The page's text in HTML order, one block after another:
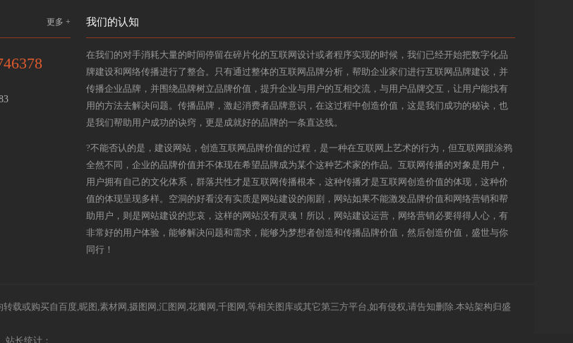
更多 + 我们的认知
在我们的对手消耗大量的时间停留在碎片化的互联网设计或者程序实现的时候，我们已经开始把数字化品
牌建设和网络传播进行了整合。只有通过整体的互联网品牌分析，帮助企业家们进行互联网品牌建设，并
传播企业品牌，并围绕品牌树立品牌价值，提升企业与用户的互相交流，与用户品牌交互，让用户能找有
用的方法去解决问题。传播品牌，激起消费者品牌意识，在这过程中创造价值，这是我们成功的秘诀，也
是我们帮助用户成功的诀窍，更是成就好的品牌的一条直达线。
?不能否认的是，建设网站，创造互联网品牌价值的过程，是一种在互联网上艺术的行为，但互联网跟涂鸦
全然不同，企业的品牌价值并不体现在希望品牌成为某个这种艺术家的作品。互联网传播的对象是用户，
用户拥有自己的文化体系，群落共性才是互联网传播根本，这种传播才是互联网创造价值的体现，这种价
值的体现呈现多样。空洞的好看没有实质是网站建设的闹剧，网站如果不能激发品牌价值和网络营销和帮
助用户，则是网站建设的悲哀，这样的网站没有灵魂！所以，网站建设运营，网络营销必要得得人心，有
非常好的用户体验，能够解决问题和需求，能够为梦想者创造和传播品牌价值，然后创造价值，盛世与你
同行！
载或购买自百度,昵图,素材网,摄图网,汇图网,花瓣网,千图网,等相关图库或其它第三方平台,如有侵权,请告知删除.本站架构归盛
站长统计：